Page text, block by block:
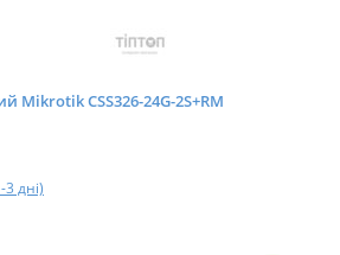
Mikrotik CSS326-24G-2S+RM
3 дні)